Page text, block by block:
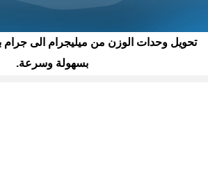
تحويل وحدات الوزن من ميليجرام الى
بسهولة وسرعة.